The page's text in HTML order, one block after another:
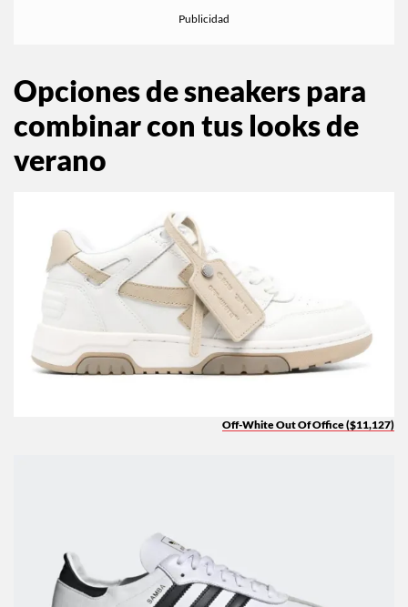
Opciones de sneakers para
combinar con tus looks de
verano
Off-White Out Of Office ($11,127)